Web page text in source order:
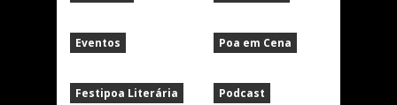
Eventos
Festipoa Literária
Poa em Cena
Podcast